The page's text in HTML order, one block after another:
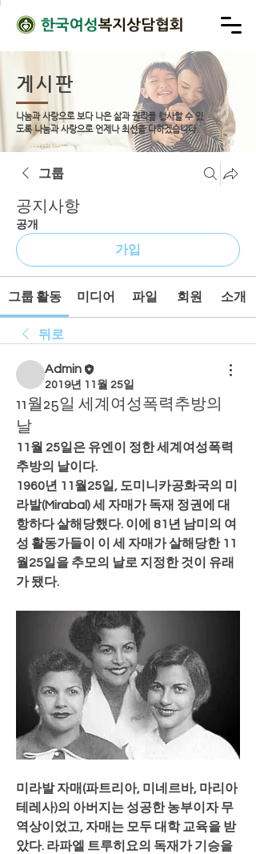
게시판
나눔과 사랑으로 보다 나은 삶과 권리를 행사할 수 있
도록 나눔과 사랑으로 언제나 최선을 다하겠습니다.
그룹
공지사항
공개
가입
그룹 활동 미디어 파일 회원 소개
뒤로
Admin
2019년 11월 25일
11월25일 세계여성폭력추방의
날
11월 25일 은 유엔이 정한 세계여성폭력
추방의 날이다.
1960년 11월25일, 도미니카공화국의 미
라발(Mirabal) 세 자매가 독재 정권에 대
항하다 살해당했다. 이에 81년 남미의 여
성 활동가들이 이 세 자매가 살해당한 11
월25일을 추모의 날로 지정한 것이 유래
가 됐다.
미라발 자매(파트리아, 미네르바, 마리아
테레사)의 아버지는 성공한 농부이자 무
역상이었고, 자매는 모두 대학 교육을 받
았다. 라파엘 트루히요의 독재가 기승을